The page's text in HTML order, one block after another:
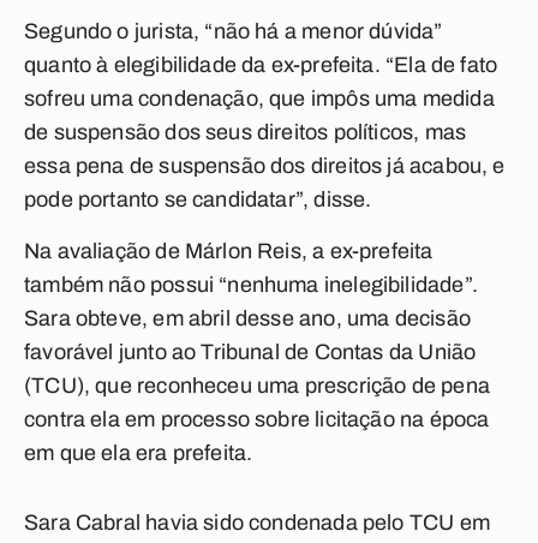
Segundo o jurista, “não há a menor dúvida”
quanto à elegibilidade da ex-prefeita. “Ela de fato
sofreu uma condenação, que impôs uma medida
de suspensão dos seus direitos políticos, mas
essa pena de suspensão dos direitos já acabou, e
pode portanto se candidatar”, disse.
Na avaliação de Márlon Reis, a ex-prefeita
também não possui “nenhuma inelegibilidade”.
Sara obteve, em abril desse ano, uma decisão
favorável junto ao Tribunal de Contas da União
(TCU), que reconheceu uma prescrição de pena
contra ela em processo sobre licitação na época
em que ela era prefeita.
Sara Cabral havia sido condenada pelo TCU em